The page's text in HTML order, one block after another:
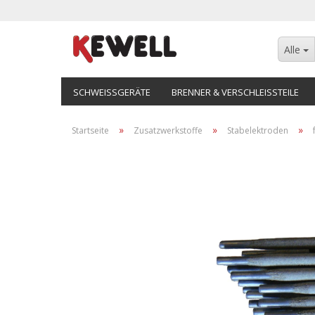
Alle
SCHWEISSGERÄTE BRENNER & VERSCHLEISSTEILE
Startseite » Zusatzwerkstoffe » Stabelektroden »